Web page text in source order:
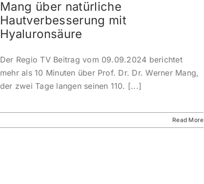
Mang über natürliche
Hautverbesserung mit
Hyaluronsäure
Der Regio TV Beitrag vom 09.09.2024 berichtet
mehr als 10 Minuten über Prof. Dr. Dr. Werner Mang,
der zwei Tage langen seinen 110. [...]
Read More